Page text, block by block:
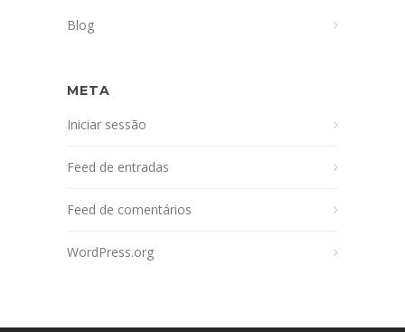
Blog
META
Iniciar sessão
Feed de entradas
Feed de comentários
WordPress.org